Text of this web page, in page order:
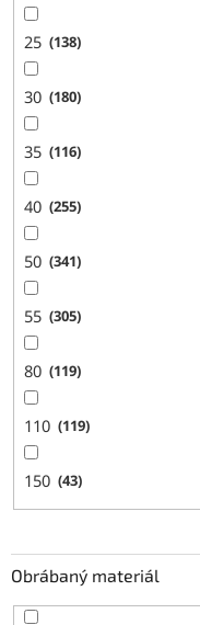
25 138
30 180
35 116
40 255
50 341
55 305
80 119
110 119
150 43
Obrábaný materiál